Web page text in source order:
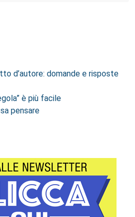
d’autore: domande e risposte
è più facile
pensare